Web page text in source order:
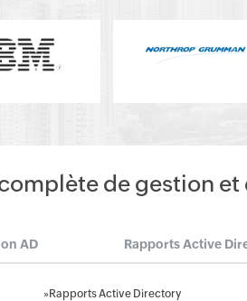
de gestion
AD Rapports Active
» Rapports Active Directory